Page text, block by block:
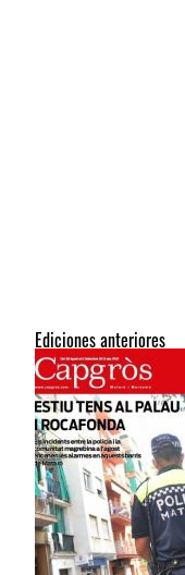
Ediciones anteriores